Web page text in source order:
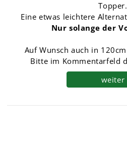
Topper.
Eine etwas leichtere
Nur solange der
Auf Wunsch auch in
Bitte im Kommentarfeld
weiter